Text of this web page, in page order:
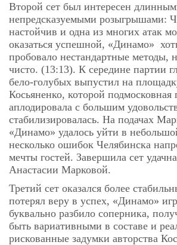
Второй сет был интересен
непредсказуемыми розыгрышами:
настойчив и одна из многих атак
оказаться успешной, «Динамо»
пробовало нестандартные методы,
чисто. (13:13). К середине партии
бело-голубых выпустил на
Косьяненко, которой подмосковная
аплодировала с большим
стабилизировалась. На подачах
«Динамо» удалось уйти в
несколько ошибок Челябинска
мечты гостей. Завершила сет
Анастасии Марковой.
Третий сет оказался более
потерял веру в успех, «Динамо»
буквально разбило соперника,
быть вариативными в составе и
рискованные задумки авторства